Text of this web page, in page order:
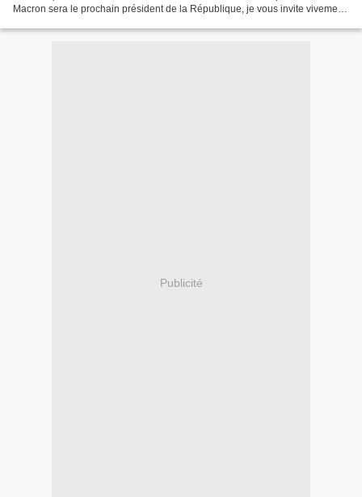
Macron sera le prochain président de la République, je vous invite vivement
Publicité